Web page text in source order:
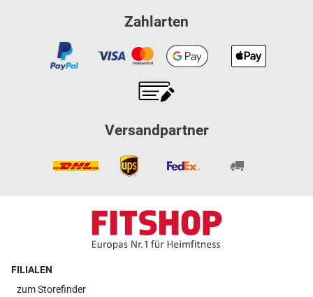
Zahlarten
Versandpartner
FILIALEN
zumStorefinder